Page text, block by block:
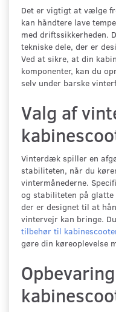
Det er vigtigt at vælge
kan håndtere lave
med driftssikkerheden.
tekniske dele, der er
Ved at sikre, at din
komponenter, kan du
selv under barske
Valg af
Vinterdæk spiller en
stabiliteten, når du
vintermånederne.
og stabiliteten på
der er designet til at
vintervejr kan bringe.
tilbehør til
gøre din køreoplevelse